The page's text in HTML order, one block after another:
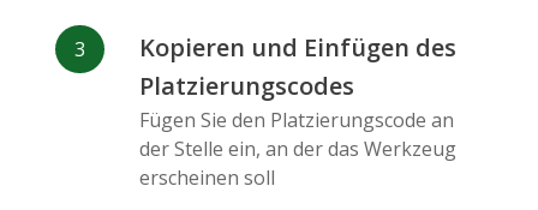
Snapchat Wechat Reddit
Kopieren und Einfügen des
Platzierungscodes
Fügen Sie den Platzierungscode an
der Stelle ein, an der das Werkzeug
erscheinen soll